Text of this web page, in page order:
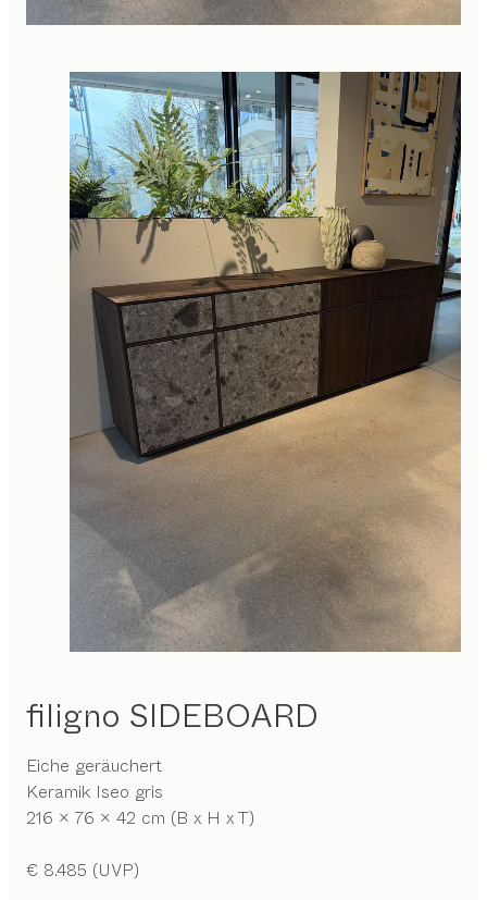
filigno SIDEBOARD
Eiche geräuchert
Keramik Iseo gris
216 x 76 x 42 cm (B x H x T)
€ 8.485 (UVP)